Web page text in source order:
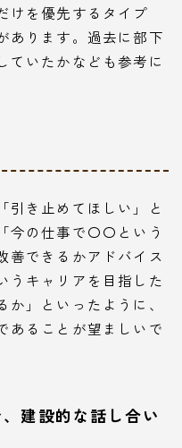
けを優先するタイプ
あります。過去に部下
ていたかなども参考に
引き止めてほしい」と
今の仕事で〇〇という
善できるかアドバイス
キャリアを目指した
」といったように、
あることが望ましいで
建設的な話し合い